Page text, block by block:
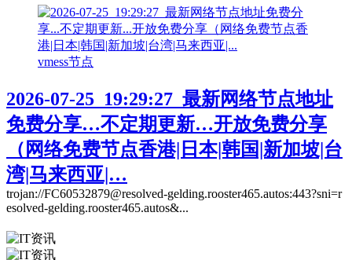
vmess节点
2026-07-25_19:29:27_最新网络节点地址
免费分享…不定期更新…开放免费分享
（网络免费节点香港|日本|韩国|新加坡|台
湾|马来西亚|…
trojan://FC60532879@resolved-gelding.rooster465.autos:443?sni=r
esolved-gelding.rooster465.autos&...